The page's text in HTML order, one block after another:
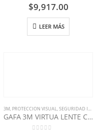
0out of 5
$9,917.00
LEER MÁS
,ZUBIOLA
3M, PROTECCION VISUAL,SEGURIDAD INDUSTRIAL
GAFA 3M VIRTUA LENTE CLARO 11-329